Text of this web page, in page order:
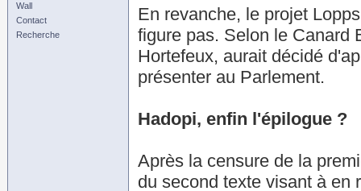
Wall
Contact
Recherche
En revanche, le projet
figure pas. Selon le Canard
Hortefeux, aurait décidé
présenter au Parlement.
Hadopi, enfin l'épilogue ?
Après la censure de la
du second texte visant à en